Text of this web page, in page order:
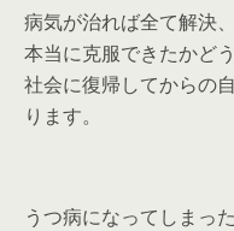
病気が治れば全て解決
本当に克服できたかどう
社会に復帰してからの
ります。
うつ病になってしまっ